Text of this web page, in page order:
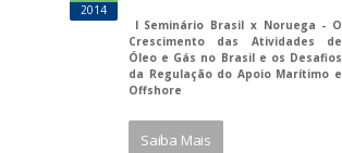
2014
I Seminário Brasil x Noruega - O
Crescimento das Atividades de
Óleo e Gás no Brasil e os Desafios
da Regulação do Apoio Marítimo e
Offshore
Saiba Mais